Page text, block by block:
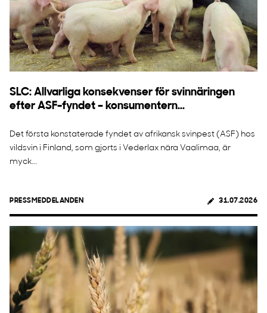
SLC: Allvarliga konsekvenser för svinnäringen
efter ASF-fyndet – konsumentern...
Det första konstaterade fyndet av afrikansk svinpest (ASF) hos
vildsvin i Finland, som gjorts i Vederlax nära Vaalimaa, är
myck...
PRESSMEDDELANDEN 31.07.2026